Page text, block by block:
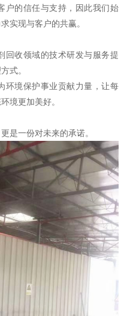
户的信任与支持，因此我们始
实现与客户的共赢。
回收领域的技术研发与服务提
式。
环境保护事业贡献力量，让每
境更加美好。
是一份对未来的承诺。